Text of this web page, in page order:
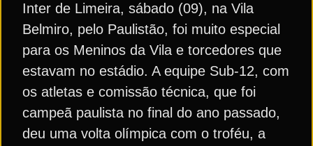
Inter de Limeira, sábado (09), na Vila
Belmiro, pelo Paulistão, foi muito especial
para os Meninos da Vila e torcedores que
estavam no estádio. A equipe Sub-12, com
os atletas e comissão técnica, que foi
campeã paulista no final do ano passado,
deu uma volta olímpica com o troféu, a